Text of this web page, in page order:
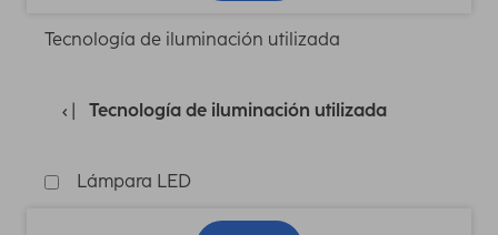
Tecnología de iluminación utilizada
Tecnología de iluminación utilizada
Lámpara LED